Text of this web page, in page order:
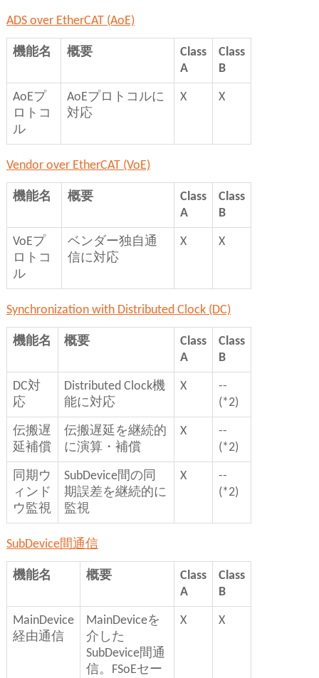
ADS over EtherCAT (AoE)
機能名 概要
Class
A
Class
B
AoEプ
ロトコ
ル
AoEプロトコルに
対応
X X
Vendor over EtherCAT (VoE)
機能名 概要
Class
A
Class
B
VoEプ
ロトコ
ル
ベンダー独自通
信に対応
X X
Synchronization with Distributed Clock (DC)
機能名 概要
Class
A
Class
B
DC対
応
Distributed Clock機
能に対応
X
--
(*2)
伝搬遅
延補償
伝搬遅延を継続的
に演算・補償
X
--
(*2)
同期ウ
ィンド
ウ監視
SubDevice間の同
期誤差を継続的に
監視
X
--
(*2)
SubDevice間通信
機能名 概要
Class
A
Class
B
MainDevice
経由通信
MainDeviceを
介した
SubDevice間通
信。FSoEセー
X X